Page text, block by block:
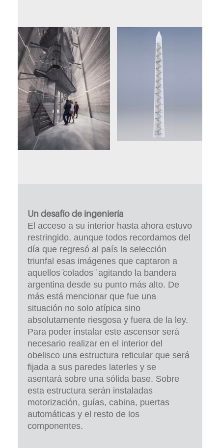
Un desafío de ingeniería
El acceso a su interior hasta ahora estuvo
restringido, aunque todos recordamos del
día que regresó al país la selección
triunfal esas imágenes que captaron a
aquellos ̈colados ̈ agitando la bandera
argentina desde su punto más alto. De
más está mencionar que fue una
situación no solo atípica sino
absolutamente riesgosa y fuera de la ley.
Para poder instalar este ascensor será
necesario realizar en el interior del
obelisco una estructura reticular que será
fijada a sus paredes laterles y se
asentará sobre una sólida base. Sobre
esta estructura serán instaladas
motorización, guías, cabina, puertas
automáticas y el resto de los
componentes.